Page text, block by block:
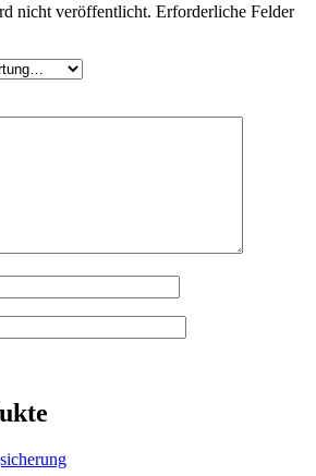
nicht veröffentlicht. Erforderliche Felder